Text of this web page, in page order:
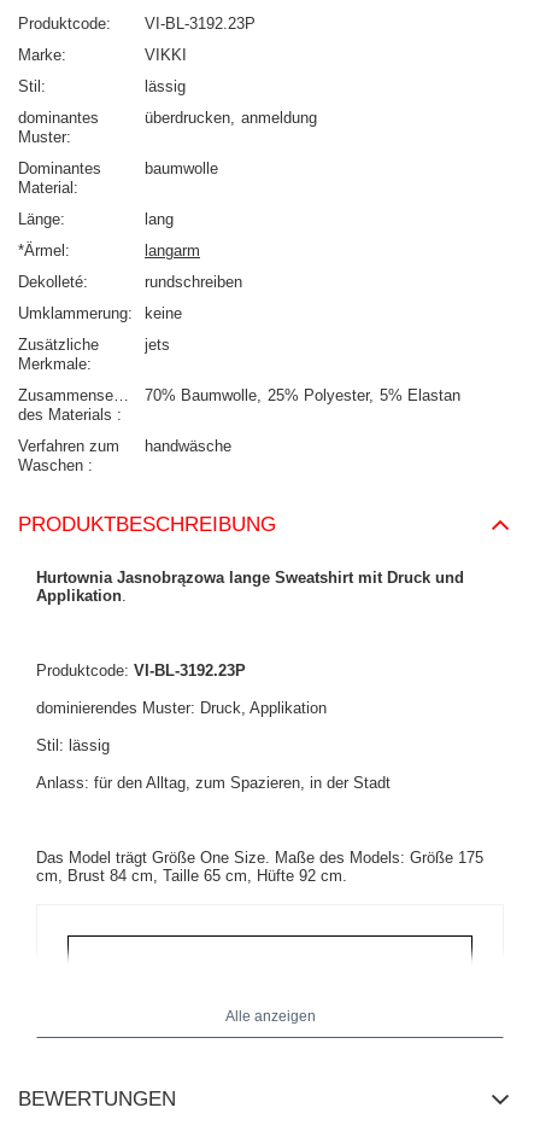
Produktcode
VI-BL-3192.23P
Marke
VIKKI
Stil
lässig
dominantes
Muster
überdrucken anmeldung
Dominantes
Material
baumwolle
Länge
lang
*Ärmel
langarm
Dekolleté
rundschreiben
Umklammerung
keine
Zusätzliche
Merkmale
jets
Zusammensetzung
des Materials
70% Baumwolle 25% Polyester 5% Elastan
Verfahren zum
Waschen
handwäsche
PRODUKTBESCHREIBUNG
Hurtownia Jasnobrązowa lange Sweatshirt mit Druck und
Applikation
Produktcode: VI-BL-3192.23P
dominierendes Muster: Druck, Applikation
Stil: lässig
Anlass: für den Alltag, zum Spazieren, in der Stadt
Das Model trägt Größe One Size. Maße des Models: Größe 175
cm, Brust 84 cm, Taille 65 cm, Hüfte 92 cm.
Alle anzeigen
BEWERTUNGEN